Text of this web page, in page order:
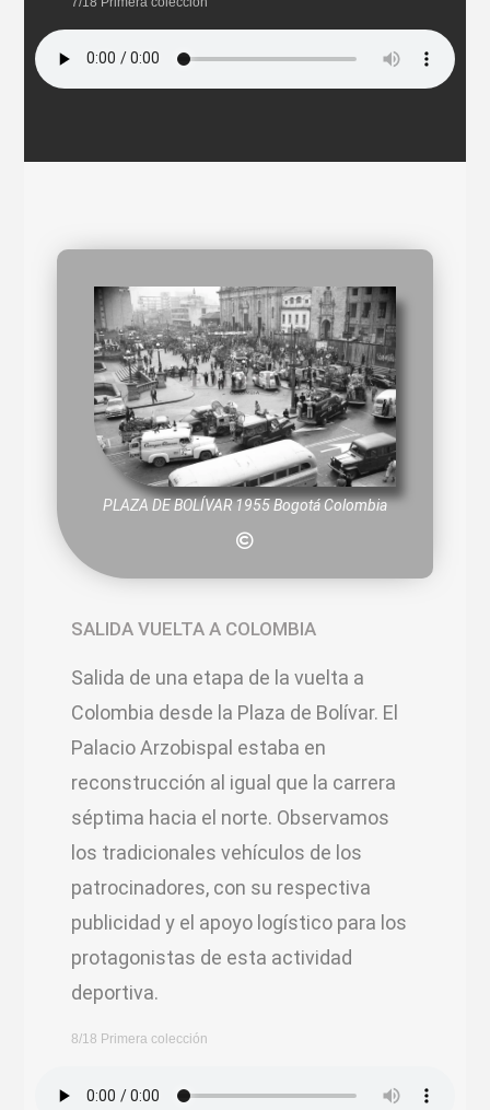
PLAZA DE BOLÍVAR 1955 Bogotá Colombia
SALIDA VUELTA A COLOMBIA
Salida de una etapa de la vuelta a
Colombia desde la Plaza de Bolívar. El
Palacio Arzobispal estaba en
reconstrucción al igual que la carrera
séptima hacia el norte. Observamos
los tradicionales vehículos de los
patrocinadores, con su respectiva
publicidad y el apoyo logístico para los
protagonistas de esta actividad
deportiva.
8/18 Primera colección